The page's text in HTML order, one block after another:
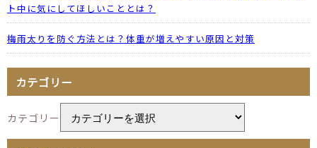
ト中に気にしてほしいこととは？
梅雨太りを防ぐ方法とは？体重が増えやすい原因と対策
カテゴリー
カテゴリー